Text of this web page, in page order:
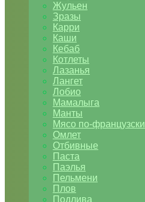
Жульен
Зразы
Карри
Каши
Кебаб
Котлеты
Лазанья
Лангет
Лобио
Мамалыга
Манты
Мясо по-французски
Омлет
Отбивные
Паста
Паэлья
Пельмени
Плов
Подлива